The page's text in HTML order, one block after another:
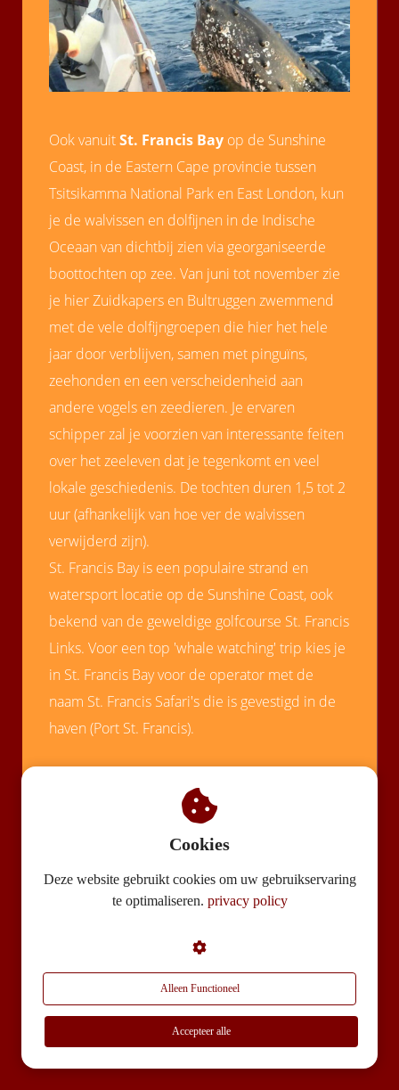
Ook vanuitSt. Francis Bay op de Sunshine
Coast, in de Eastern Cape provincie tussen
Tsitsikamma National Park en East London, kun
je de walvissen en dolfijnen in de Indische
Oceaan van dichtbij zien via georganiseerde
boottochten op zee. Van juni tot november zie
je hier Zuidkapers en Bultruggen zwemmend
met de vele dolfijngroepen die hier het hele
jaar door verblijven, samen met pinguïns,
zeehonden en een verscheidenheid aan
andere vogels en zeedieren. Je ervaren
schipper zal je voorzien van interessante feiten
over het zeeleven dat je tegenkomt en veel
lokale geschiedenis. De tochten duren 1,5 tot 2
uur (afhankelijk van hoe ver de walvissen
verwijderd zijn).
St. Francis Bay is een populaire strand en
watersport locatie op de Sunshine Coast, ook
bekend van de geweldige golfcourse St. Francis
Links. Voor een top 'whale watching' trip kies je
in St. Francis Bay voor de operator met de
naam St. Francis Safari's die is gevestigd in de
haven (Port St. Francis).
Cookies
Deze website gebruikt cookies om uw gebruikservaring
te optimaliseren. privacy policy
Alleen Functioneel
Accepteer alle